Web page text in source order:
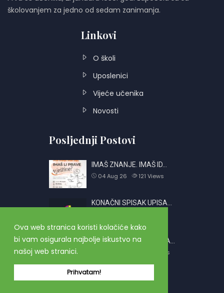
Ova web stranica koristi kolačiće kako
bi vam osigurala najbolje iskustvo na
našoj web stranici.
Prihvatam!
školovanjem za jedno od sedam zanimanja.
Linkovi
O školi
Uposlenici
Vijeće učenika
Novosti
Posljednji Postovi
IMAŠ ZNANJE. IMAŠ ID…
04 Aug 26
121 Views
KONAČNI SPISAK UPISA…
OBAVJEŠTENJE O PRIJA…
Views